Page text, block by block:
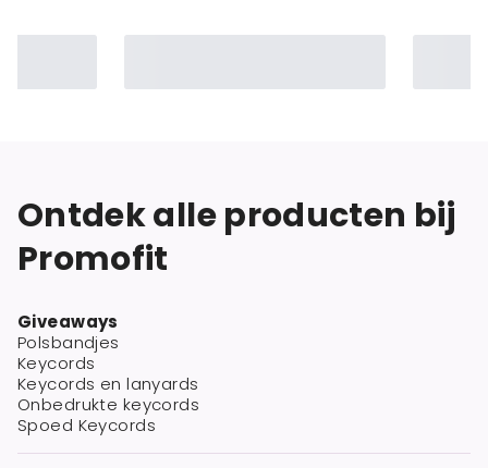
Ontdek alle producten bij
Promofit
Giveaways
Polsbandjes
Keycords
Keycords en lanyards
Onbedrukte keycords
Spoed Keycords